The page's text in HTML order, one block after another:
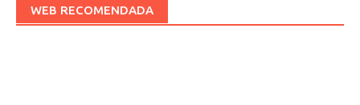
WEB RECOMENDADA